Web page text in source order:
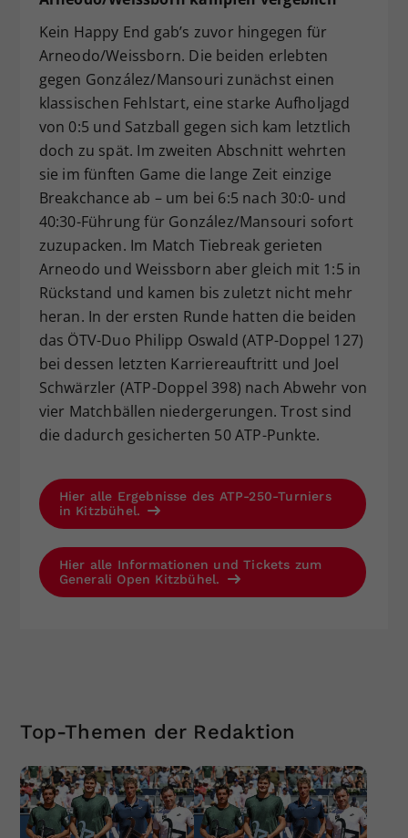
Kein Happy End gab’s zuvor hingegen für
Arneodo/Weissborn. Die beiden erlebten
gegen González/Mansouri zunächst einen
klassischen Fehlstart, eine starke Aufholjagd
von 0:5 und Satzball gegen sich kam letztlich
doch zu spät. Im zweiten Abschnitt wehrten
sie im fünften Game die lange Zeit einzige
Breakchance ab – um bei 6:5 nach 30:0- und
40:30-Führung für González/Mansouri sofort
zuzupacken. Im Match Tiebreak gerieten
Arneodo und Weissborn aber gleich mit 1:5 in
Rückstand und kamen bis zuletzt nicht mehr
heran. In der ersten Runde hatten die beiden
das ÖTV-Duo Philipp Oswald (ATP-Doppel 127)
bei dessen letzten Karriereauftritt und Joel
Schwärzler (ATP-Doppel 398) nach Abwehr von
vier Matchbällen niedergerungen. Trost sind
die dadurch gesicherten 50 ATP-Punkte.
Hier alle Ergebnisse des ATP-250-Turniers
in Kitzbühel.
Hier alle Informationen und Tickets zum
Generali Open Kitzbühel.
Top-Themen der Redaktion